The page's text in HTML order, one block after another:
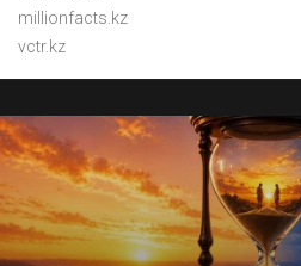
millionfacts.kz
vctr.kz